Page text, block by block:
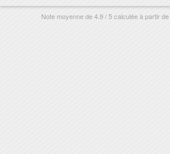
Note moyenne de4.9/5calculée à partir de